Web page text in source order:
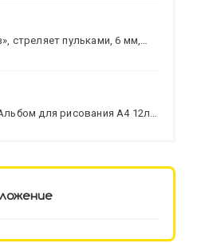
стреляет пульками, 6 мм,
Альбом для рисования А4 12л.